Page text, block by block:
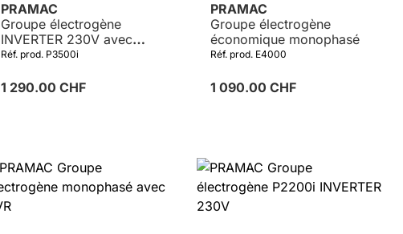
PRAMAC
Groupe électrogène
INVERTER 230V avec
démarrage électrique
Réf. prod. P3500i
1 290.00 CHF
PRAMAC
Groupe électrogène
économique monophasé
Réf. prod. E4000
1 090.00 CHF